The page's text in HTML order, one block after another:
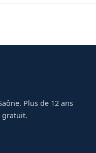
Plus de 12 ans
gratuit.